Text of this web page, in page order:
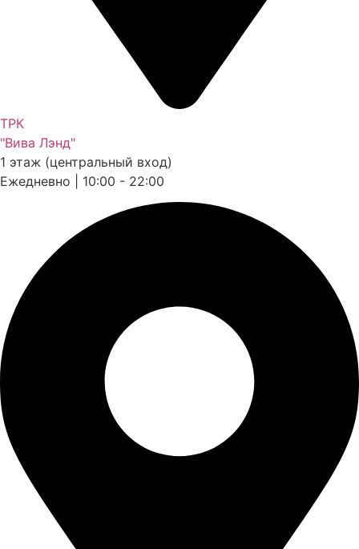
ТРК
"Вива Лэнд"
1 этаж (центральный вход)
Ежедневно | 10:00 - 22:00